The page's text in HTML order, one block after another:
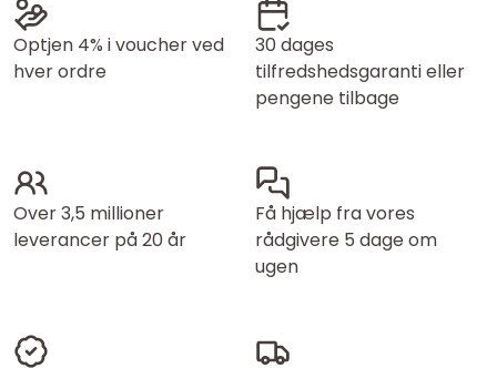
Optjen 4% i voucher ved
hver ordre
30 dages
tilfredshedsgaranti eller
pengene tilbage
Over 3,5 millioner
leverancer på 20 år
Få hjælp fra vores
rådgivere 5 dage om
ugen